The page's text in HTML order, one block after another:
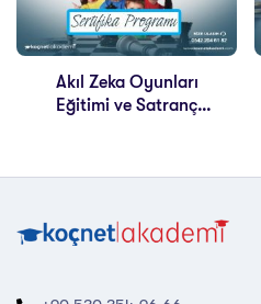
Akıl Zeka Oyunları
Eğitimi ve Satranç